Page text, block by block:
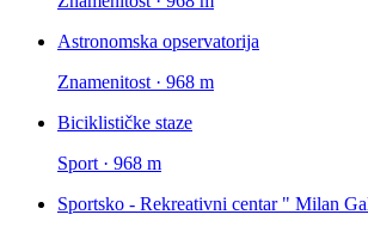
Astronomska opservatorija
Znamenitost · 968 m
Biciklističke staze
Sport · 968 m
Sportsko - Rekreativni centar " Milan